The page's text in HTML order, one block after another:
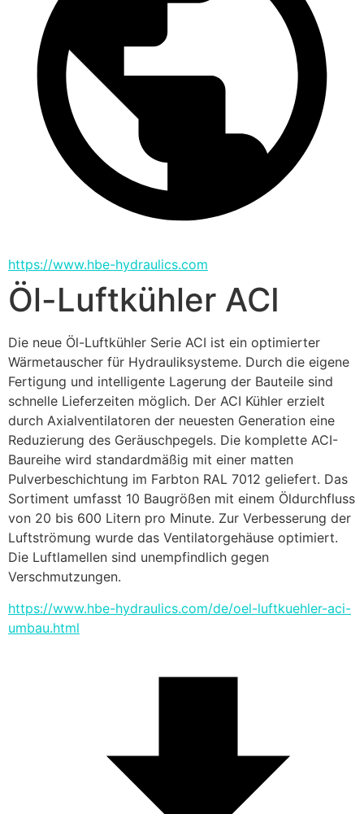
https://www.hbe-hydraulics.com
Öl-Luftkühler ACI
Die neue Öl-Luftkühler Serie ACI ist ein optimierter
Wärmetauscher für Hydrauliksysteme. Durch die eigene
Fertigung und intelligente Lagerung der Bauteile sind
schnelle Lieferzeiten möglich. Der ACI Kühler erzielt
durch Axialventilatoren der neuesten Generation eine
Reduzierung des Geräuschpegels. Die komplette ACI-
Baureihe wird standardmäßig mit einer matten
Pulverbeschichtung im Farbton RAL 7012 geliefert. Das
Sortiment umfasst 10 Baugrößen mit einem Öldurchfluss
von 20 bis 600 Litern pro Minute. Zur Verbesserung der
Luftströmung wurde das Ventilatorgehäuse optimiert.
Die Luftlamellen sind unempfindlich gegen
Verschmutzungen.
https://www.hbe-hydraulics.com/de/oel-luftkuehler-aci-
umbau.html